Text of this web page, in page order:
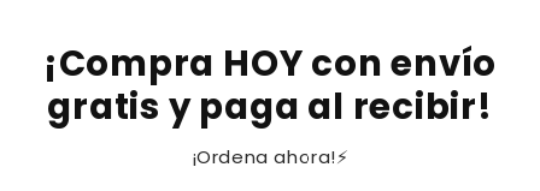
¡Compra HOY con envío
gratis y paga al recibir!
¡Ordena ahora!⚡